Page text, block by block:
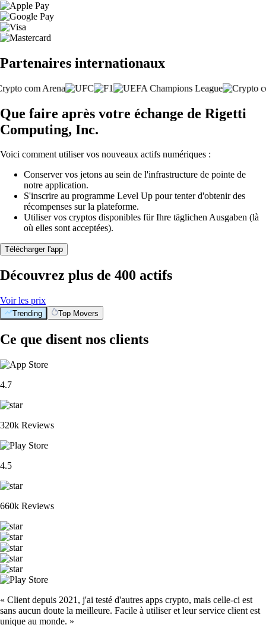
Partenaires internationaux
Que faire après votre échange de Rigetti
Computing, Inc.
Voici comment utiliser vos nouveaux actifs numériques :
Conserver vos jetons au sein de l'infrastructure de pointe de
notre application.
S'inscrire au programme Level Up pour tenter d'obtenir des
récompenses sur la plateforme.
Utiliser vos cryptos disponibles für Ihre täglichen Ausgaben (là
où elles sont acceptées).
Télécharger l'app
Découvrez plus de 400 actifs
Voir les prix
Trending Top Movers
Ce que disent nos clients
4.7
320k Reviews
4.5
660k Reviews
« Client depuis 2021, j'ai testé d'autres apps crypto, mais celle-ci est
sans aucun doute la meilleure. Facile à utiliser et leur service client est
unique au monde. »